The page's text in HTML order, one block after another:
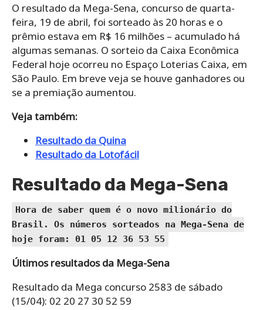
O resultado da Mega-Sena, concurso de quarta-
feira, 19 de abril, foi sorteado às 20 horas e o
prêmio estava em R$ 16 milhões – acumulado há
algumas semanas. O sorteio da Caixa Econômica
Federal hoje ocorreu no Espaço Loterias Caixa, em
São Paulo. Em breve veja se houve ganhadores ou
se a premiação aumentou.
Veja também:
Resultado da Quina
Resultado da Lotofácil
Resultado da Mega-Sena
Hora de saber quem é o novo milionário do
Brasil. Os números sorteados na Mega-Sena de
hoje foram: 01 05 12 36 53 55
Últimos resultados da Mega-Sena
Resultado da Mega concurso 2583 de sábado
(15/04): 02 20 27 30 52 59